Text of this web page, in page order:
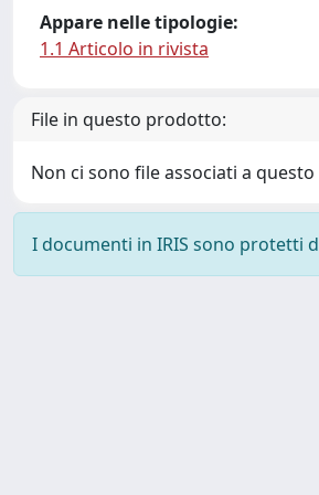
Appare nelle tipologie:
1.1 Articolo in rivista
File in questo prodotto:
Non ci sono file associati a
I documenti in IRIS sono protetti